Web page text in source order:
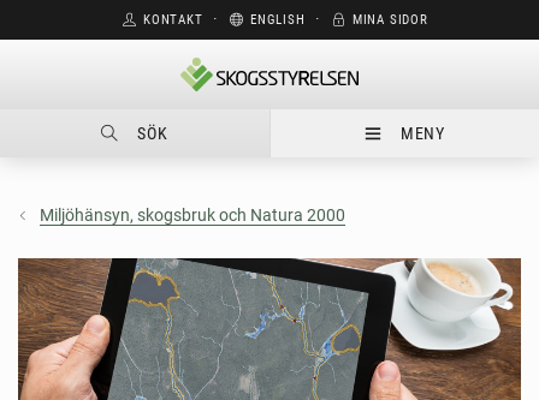
KONTAKT ⋅ ENGLISH ⋅ MINA SIDOR
SÖK MENY
Miljöhänsyn, skogsbruk och Natura 2000